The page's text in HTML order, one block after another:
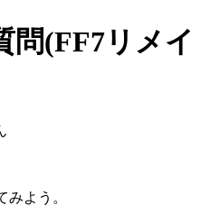
問(FF7リメイ
みよう。